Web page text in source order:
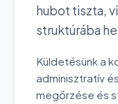
hubot tiszta,
struktúrába
Küldetésünk a
adminisztratív
megőrzése és